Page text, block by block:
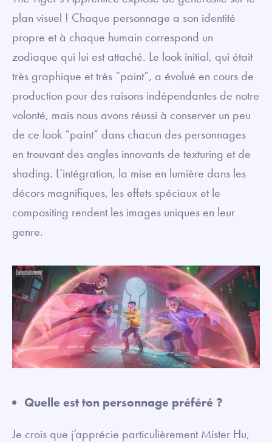
plan visuel ! Chaque personnage a son identité
propre et à chaque humain correspond un
zodiaque qui lui est attaché. Le look initial, qui était
très graphique et très “paint”, a évolué en cours de
production pour des raisons indépendantes de notre
volonté, mais nous avons réussi à conserver un peu
de ce look “paint” dans chacun des personnages
en trouvant des angles innovants de texturing et de
shading. L’intégration, la mise en lumière dans les
décors magnifiques, les effets spéciaux et le
compositing rendent les images uniques en leur
genre.
Quelle est ton personnage préféré ?
Je crois que j’apprécie particulièrement Mister Hu,